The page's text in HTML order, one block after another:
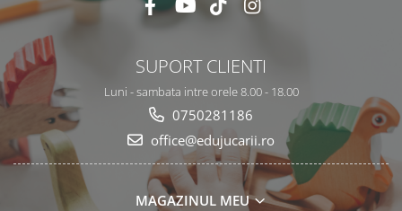
SUPORT CLIENTI
Luni - sambata intre orele 8.00 - 18.00
0750281186
office@edujucarii.ro
MAGAZINUL MEU